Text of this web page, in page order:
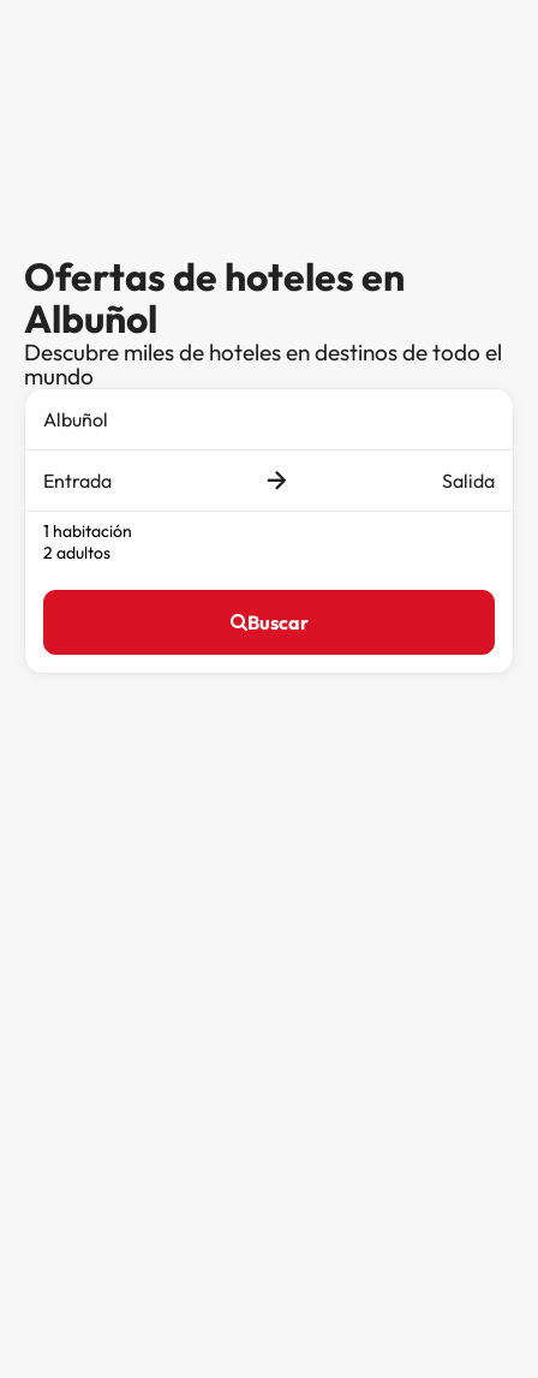
Ofertas de hoteles en
Albuñol
Descubre miles de hoteles en destinos de todo el
mundo
Entrada Salida
1 habitación
2 adultos
Buscar